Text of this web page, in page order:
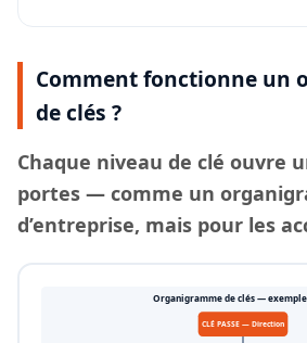
Comment fonctionne un
de clés ?
Chaque niveau de clé ouvre
portes — comme un
d’entreprise, mais pour les
Organigramme de clés —
CLÉ PASSE — Direction